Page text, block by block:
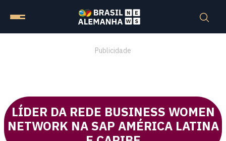
Publicidade
LÍDER DA REDE BUSINESS WOMEN
NETWORK NA SAP AMÉRICA LATINA